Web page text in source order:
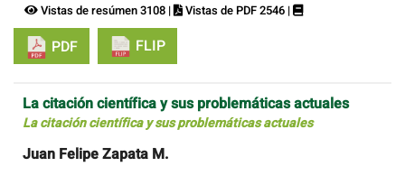
Vistas de resúmen 3108 | Vistas de PDF 2546 |
PDF FLIP
La citación científica y sus problemáticas actuales
La citación científica y sus problemáticas actuales
Juan Felipe Zapata M.